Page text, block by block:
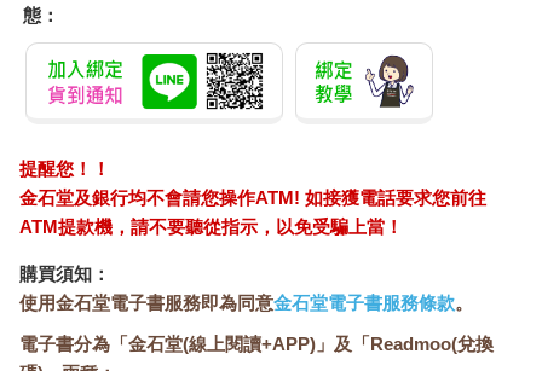
態：
提醒您！！
金石堂及銀行均不會請您操作ATM! 如接獲電話要求您前往
ATM提款機，請不要聽從指示，以免受騙上當！
購買須知：
使用金石堂電子書服務即為同意金石堂電子書服務條款。
電子書分為「金石堂(線上閱讀+APP)」及「Readmoo(兌換